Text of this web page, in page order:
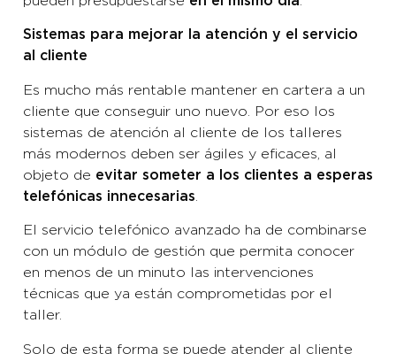
Sistemas para mejorar la atención y el servicio
al cliente
Es mucho más rentable mantener en cartera a un
cliente que conseguir uno nuevo. Por eso los
sistemas de atención al cliente de los talleres
más modernos deben ser ágiles y eficaces, al
objeto de evitar someter a los clientes a esperas
telefónicas innecesarias
El servicio telefónico avanzado ha de combinarse
con un módulo de gestión que permita conocer
en menos de un minuto las intervenciones
técnicas que ya están comprometidas por el
taller.
Solo de esta forma se puede atender al cliente